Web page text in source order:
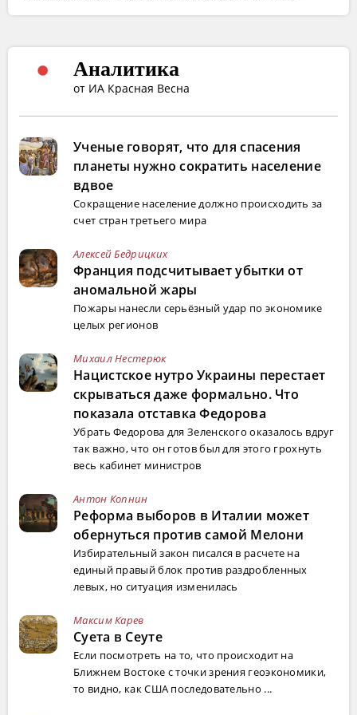
Аналитика
от ИА Красная Весна
Ученые говорят, что для спасения
планеты нужно сократить население
вдвое
Сокращение население должно происходить за
счет стран третьего мира
Алексей Бедрицких
Франция подсчитывает убытки от
аномальной жары
Пожары нанесли серьёзный удар по экономике
целых регионов
Михаил Нестерюк
Нацистское нутро Украины перестает
скрываться даже формально. Что
показала отставка Федорова
Убрать Федорова для Зеленского оказалось вдруг
так важно, что он готов был для этого грохнуть
весь кабинет министров
Антон Копнин
Реформа выборов в Италии может
обернуться против самой Мелони
Избирательный закон писался в расчете на
единый правый блок против раздробленных
левых, но ситуация изменилась
Максим Карев
Суета в Сеуте
Если посмотреть на то, что происходит на
Ближнем Востоке с точки зрения геоэкономики,
то видно, как США последовательно ...